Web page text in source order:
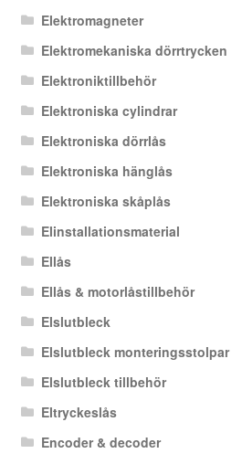
Elektromagneter
Elektromekaniska dörrtrycken
Elektroniktillbehör
Elektroniska cylindrar
Elektroniska dörrlås
Elektroniska hänglås
Elektroniska skåplås
Elinstallationsmaterial
Ellås
Ellås & motorlåstillbehör
Elslutbleck
Elslutbleck monteringsstolpar
Elslutbleck tillbehör
Eltryckeslås
Encoder & decoder